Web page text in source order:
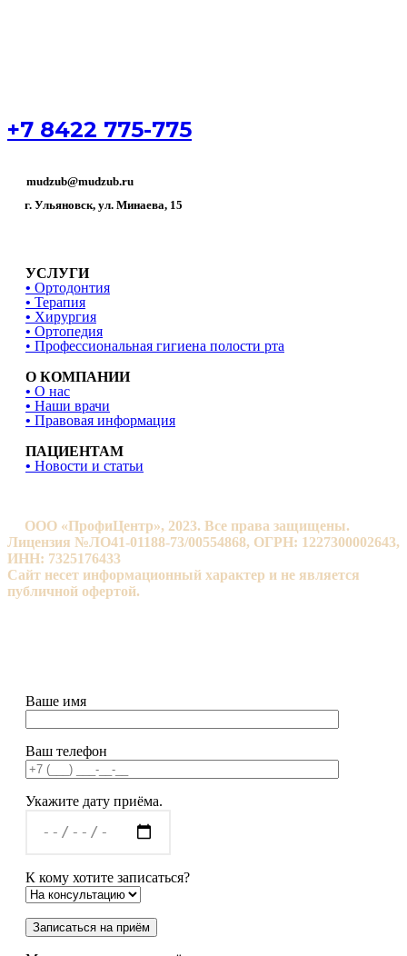
+7 8422 775-775
mudzub@mudzub.ru
г. Ульяновск, ул. Минаева, 15
УСЛУГИ
• Ортодонтия
• Терапия
• Хирургия
• Ортопедия
• Профессиональная гигиена полости рта
О КОМПАНИИ
• О нас
• Наши врачи
• Правовая информация
ПАЦИЕНТАМ
• Новости и статьи
ООО «ПрофиЦентр», 2023. Все права защищены.
Лицензия №ЛО41-01188-73/00554868, ОГРН: 1227300002643,
ИНН: 7325176433
Сайт несет информационный характер и не является
публичной офертой.
Ваше имя
Ваш телефон
Укажите дату приёма.
К кому хотите записаться?